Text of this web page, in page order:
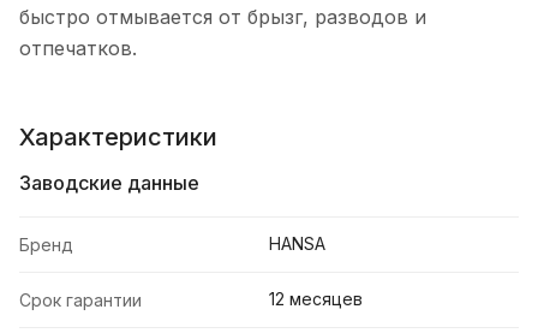
быстро отмывается от брызг, разводов и
отпечатков.
Характеристики
Заводские данные
Бренд HANSA
Срок гарантии 12 месяцев